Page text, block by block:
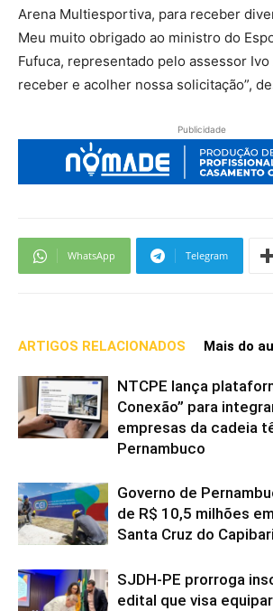
Arena Multiesportiva, para receber
Meu muito obrigado ao ministro do
Fufuca, representado pelo assessor
receber e acolher nossa solicitação”,
Publicidade
WhatsApp Telegram
ARTIGOS RELACIONADOS Mais do
NTCPE lança
Conexão” para
empresas da cadeia
Pernambuco
Governo de
de R$ 10,5 milhões
Santa Cruz do
SJDH-PE prorroga
edital que visa